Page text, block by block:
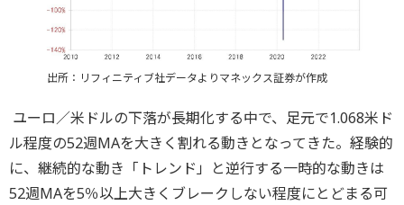
出所：リフィニティブ社データよりマネックス証券が作成
ユーロ／米ドルの下落が長期化する中で、足元で1.068米ド
ル程度の52週MAを大きく割れる動きとなってきた。経験的
に、継続的な動き「トレンド」と逆行する一時的な動きは
52週MAを5％以上大きくブレークしない程度にとどまる可